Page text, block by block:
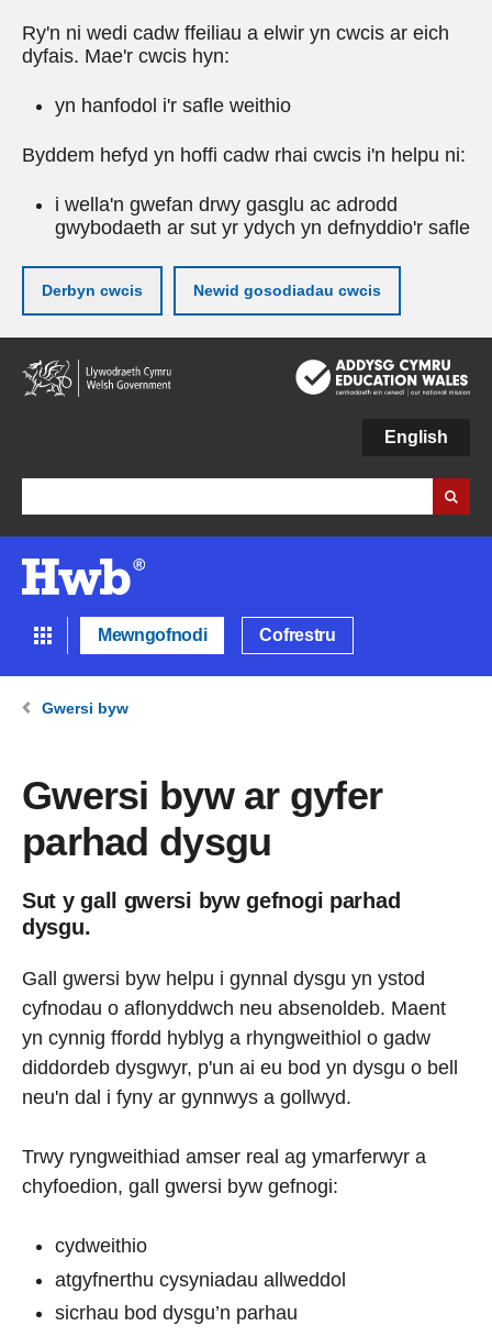
Ry'n ni wedi cadw ffeiliau a elwir yn cwcis ar eich
dyfais. Mae'r cwcis hyn:
yn hanfodol i'r safle weithio
Byddem hefyd yn hoffi cadw rhai cwcis i'n helpu ni:
i wella'n gwefan drwy gasglu ac adrodd
gwybodaeth ar sut yr ydych yn defnyddio'r safle
Derbyn cwcis Newid gosodiadau cwcis
Neidio
i'r
prif
English
Mewngofnodi Cofrestru
Gwersi byw
Gwersi byw ar gyfer
parhad dysgu
Sut y gall gwersi byw gefnogi parhad
dysgu.
Gall gwersi byw helpu i gynnal dysgu yn ystod
cyfnodau o aflonyddwch neu absenoldeb. Maent
yn cynnig ffordd hyblyg a rhyngweithiol o gadw
diddordeb dysgwyr, p'un ai eu bod yn dysgu o bell
neu'n dal i fyny ar gynnwys a gollwyd.
Trwy ryngweithiad amser real ag ymarferwyr a
chyfoedion, gall gwersi byw gefnogi:
cydweithio
atgyfnerthu cysyniadau allweddol
sicrhau bod dysgu’n parhau